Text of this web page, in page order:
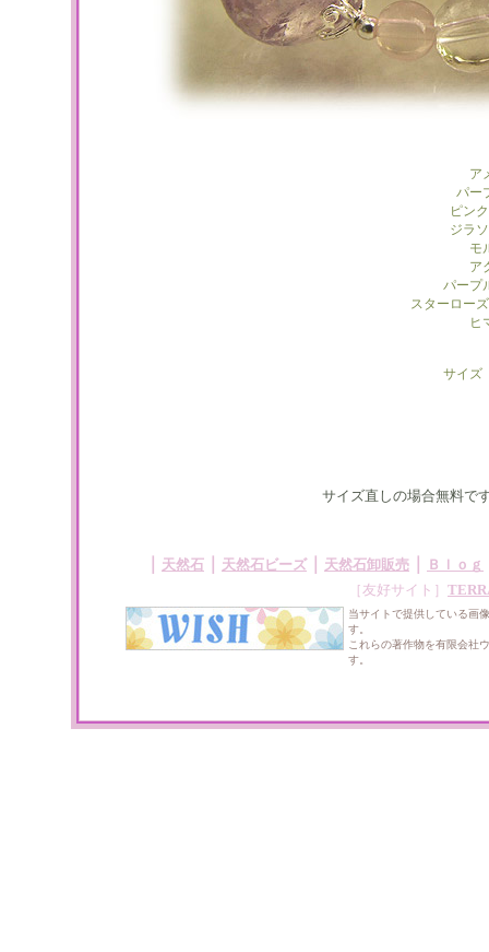
ア
パー
ピン
ジラ
モ
ア
パープ
スターロー
ヒ
サイズ
サイズ直しの場合無料で
天然石 天然石ビーズ｜ 天然石卸販売 Ｂｌｏｇ
［友好サイト］
当サイトで提供している画
す。
これらの著作物を有限会社
す。